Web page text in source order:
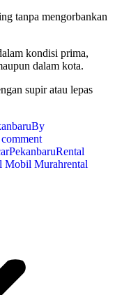
tanpa mengorbankan
kondisi prima,
dalam kota.
supir atau lepas
By
PekanbaruRental
Mobil Murahrental